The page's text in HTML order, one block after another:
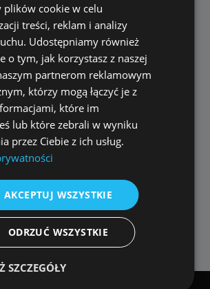
dostęp tylko uprawnionym
gdy wideo jest zabezpieczone
innych odtwarzaczach
wydaje się być 'uszkodzone'
warstwa bezpieczeństwa
ALLPlayera. Zwróć uwagę, że
oznacza utratę dostępu do filmu,
je w bezpiecznym miejscu!
swoje filmy łatwo i skutecznie z
– tam, gdzie Twoja prywatność
priorytetem.
plików cookie w celu
treści, reklam i analizy
Udostępniamy również
o tym, jak korzystasz z naszej
partnerom reklamowym
którzy mogą łączyć je z
które im
lub które zebrali w wyniku
przez Ciebie z ich usług.
AKCEPTUJ WSZYSTKIE
ODRZUĆ WSZYSTKIE
SZCZEGÓŁY